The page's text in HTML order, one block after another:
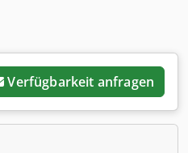
Verfügbarkeit anfragen